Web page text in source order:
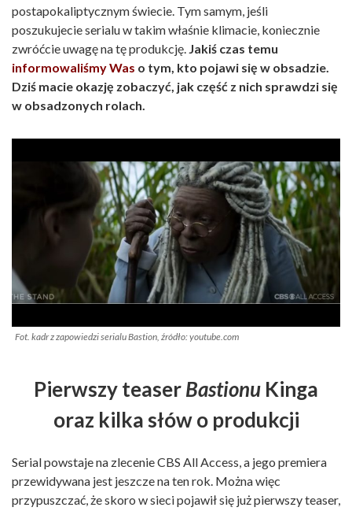
postapokaliptycznym świecie. Tym samym, jeśli
poszukujecie serialu w takim właśnie klimacie, koniecznie
zwróćcie uwagę na tę produkcję. Jakiś czas temu
informowaliśmy Was o tym, kto pojawi się w obsadzie.
Dziś macie okazję zobaczyć, jak część z nich sprawdzi się
w obsadzonych rolach.
Fot. kadr z zapowiedzi serialu Bastion, źródło: youtube.com
Pierwszy teaserBastionu Kinga
oraz kilka słów o produkcji
Serial powstaje na zlecenie CBS All Access, a jego premiera
przewidywana jest jeszcze na ten rok. Można więc
przypuszczać, że skoro w sieci pojawił się już pierwszy teaser,